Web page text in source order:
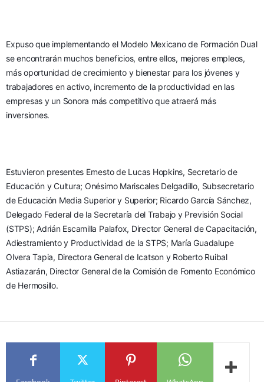
Expuso que implementando el Modelo Mexicano de Formación Dual
se encontrarán muchos beneficios, entre ellos, mejores empleos,
más oportunidad de crecimiento y bienestar para los jóvenes y
trabajadores en activo, incremento de la productividad en las
empresas y un Sonora más competitivo que atraerá más
inversiones.
Estuvieron presentes Ernesto de Lucas Hopkins, Secretario de
Educación y Cultura; Onésimo Mariscales Delgadillo, Subsecretario
de Educación Media Superior y Superior; Ricardo García Sánchez,
Delegado Federal de la Secretaría del Trabajo y Previsión Social
(STPS); Adrián Escamilla Palafox, Director General de Capacitación,
Adiestramiento y Productividad de la STPS; María Guadalupe
Olvera Tapia, Directora General de Icatson y Roberto Ruibal
Astiazarán, Director General de la Comisión de Fomento Económico
de Hermosillo.